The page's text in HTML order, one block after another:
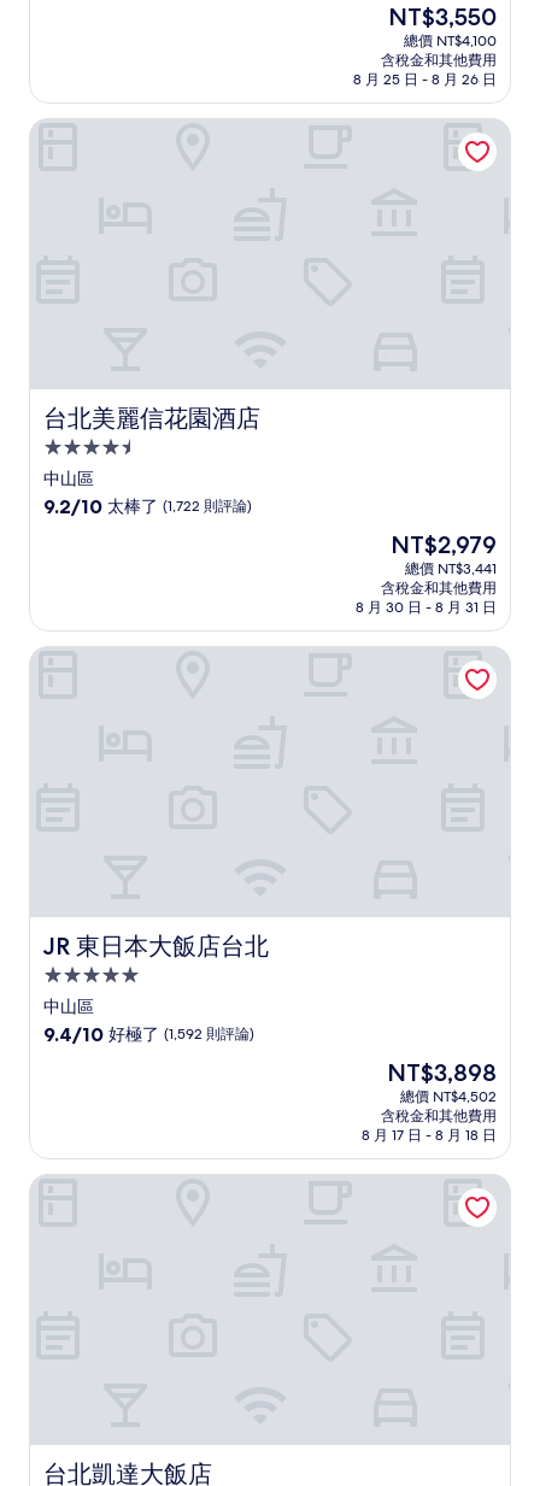
好
極
現
價
格
為
NT$3,550
NT$3,550
總價 NT$4,100
含稅金和其他費用
8 月 25 日 - 8 月 26 日
台北美麗信花園酒店
台北美麗信花園酒店
4.5
星
級
中山區
9.2
太
棒
9.2/10 太棒了 (1,722 則評論)
現
在
價
格
為
NT$2,979
NT$2,979
總價 NT$3,441
含稅金和其他費用
8 月 30 日 - 8 月 31 日
台北美麗信花園酒店
JR 東日本大飯店台北
JR 東日本大飯店台北
5.0
星
級
中山區
9.4
好
極
9.4/10 好極了 (1,592 則評論)
現
在
價
格
為
NT$3,898
NT$3,898
總價 NT$4,502
含稅金和其他費用
8 月 17 日 - 8 月 18 日
JR 東日本大飯店台北
台北凱達大飯店
台北凱達大飯店
台北凱達大飯店